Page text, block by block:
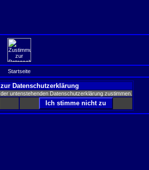
Startseite
Datenschutzerklärung
untenstehenden Datenschutzerklärung zustimmen.